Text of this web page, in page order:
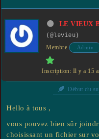
LE VIEUX
(@levieu)
Membre
Admin
Inscription: Il y a 15
Début du
Hello à tous ,
vous pouvez bien sûr
choisissant un fichier sur